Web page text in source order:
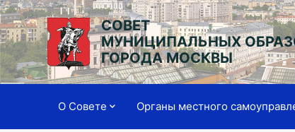
СОВЕТ
МУНИЦИПАЛЬНЫХ
ГОРОДА МОСКВЫ
О Совете Органы местного